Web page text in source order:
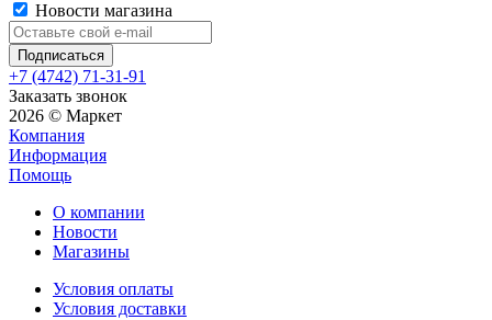
Новости магазина
+7 (4742) 71-31-91
Заказать звонок
2026 © Маркет
Компания
Информация
Помощь
О компании
Новости
Магазины
Условия оплаты
Условия доставки